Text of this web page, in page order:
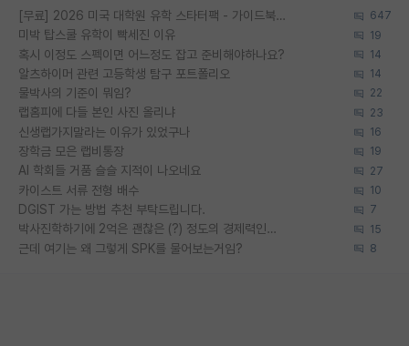
[무료] 2026 미국 대학원 유학 스타터팩 - 가이드북 & 합격자 컨택메일 템플릿 647
미박 탑스쿨 유학이 빡세진 이유 19
혹시 이정도 스펙이면 어느정도 잡고 준비해야하나요? 14
알츠하이머 관련 고등학생 탐구 포트폴리오 14
물박사의 기준이 뭐임? 22
랩홈피에 다들 본인 사진 올리냐 23
신생랩가지말라는 이유가 있었구나 16
장학금 모은 랩비통장 19
AI 학회들 거품 슬슬 지적이 나오네요 27
카이스트 서류 전형 배수 10
DGIST 가는 방법 추천 부탁드립니다. 7
박사진학하기에 2억은 괜찮은 (?) 정도의 경제력인가요 15
근데 여기는 왜 그렇게 SPK를 물어보는거임? 8